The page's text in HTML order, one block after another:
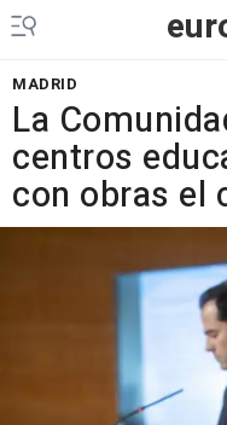
MADRID
La
centros
con obras el